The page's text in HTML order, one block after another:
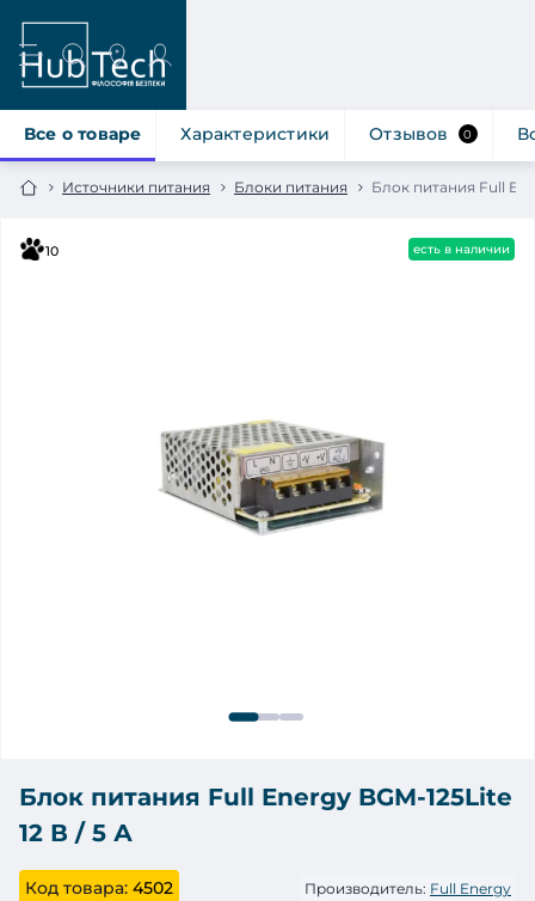
Источники питания Блоки питания Блок питания Full
Все о товаре Характеристики Отзывов 0
10 есть в наличии
Блок питания Full Energy BGM-125Lite
12 В / 5 А
Код товара: 4502 Производитель: Full Energy